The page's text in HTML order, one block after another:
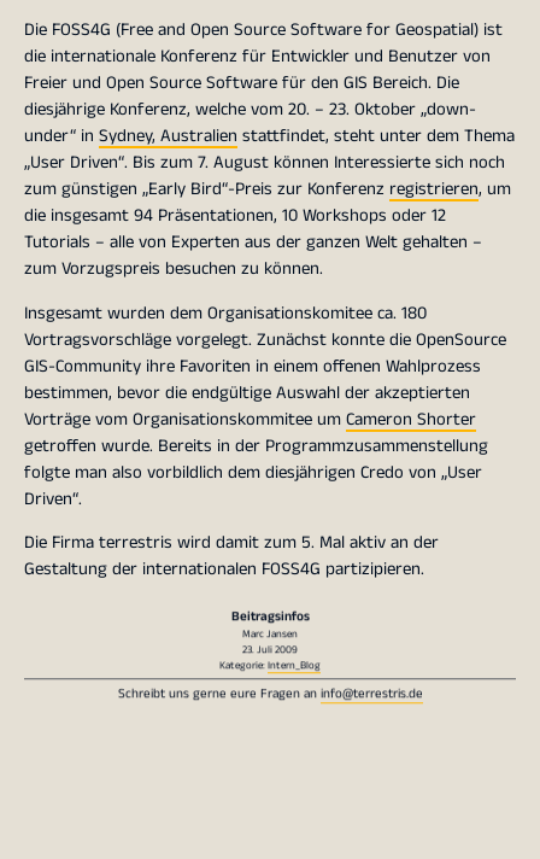
Die FOSS4G (Free and Open Source Software for Geospatial) ist
die internationale Konferenz für Entwickler und Benutzer von
Freier und Open Source Software für den GIS Bereich. Die
diesjährige Konferenz, welche vom 20. – 23. Oktober „down-
under“ in Sydney, Australien stattfindet, steht unter dem Thema
„User Driven“. Bis zum 7. August können Interessierte sich noch
zum günstigen „Early Bird“-Preis zur Konferenz registrieren, um
die insgesamt 94 Präsentationen, 10 Workshops oder 12
Tutorials – alle von Experten aus der ganzen Welt gehalten –
zum Vorzugspreis besuchen zu können.
Insgesamt wurden dem Organisationskomitee ca. 180
Vortragsvorschläge vorgelegt. Zunächst konnte die OpenSource
GIS-Community ihre Favoriten in einem offenen Wahlprozess
bestimmen, bevor die endgültige Auswahl der akzeptierten
Vorträge vom Organisationskommitee umCameron Shorter
getroffen wurde. Bereits in der Programmzusammenstellung
folgte man also vorbildlich dem diesjährigen Credo von „User
Driven“.
Die Firma terrestris wird damit zum 5. Mal aktiv an der
Gestaltung der internationalen FOSS4G partizipieren.
Beitragsinfos
Marc Jansen
23. Juli 2009
Kategorie:Intern_Blog
Schreibt uns gerne eure Fragen aninfo@terrestris.de